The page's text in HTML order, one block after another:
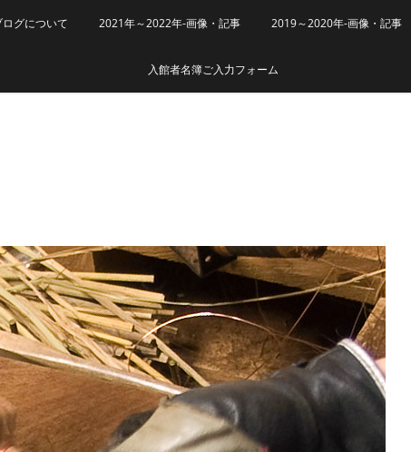
ログについて 2021年～2022年-画像・記事 2019～2020年-画像・記事
入館者名簿ご入力フォーム